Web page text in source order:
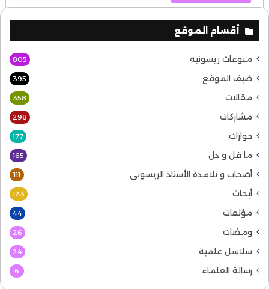
أقسام الموقع
منوعات ريسونية 805
ضيف الموقع 395
مقالات 358
مشاركات 298
حوارات 177
ما قل و دل 165
أصحاب و تلامذة الأستاذ الريسوني 111
أبحاث 123
مؤلفات 44
ومضات 26
سلاسل علمية 24
رسالة العلماء 6